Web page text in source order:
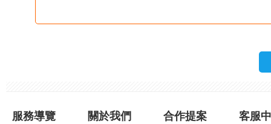
服務導覽 關於我們 合作提案 客服